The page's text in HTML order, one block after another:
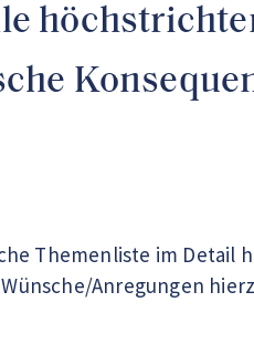
Themenliste im Detail
Anregungen